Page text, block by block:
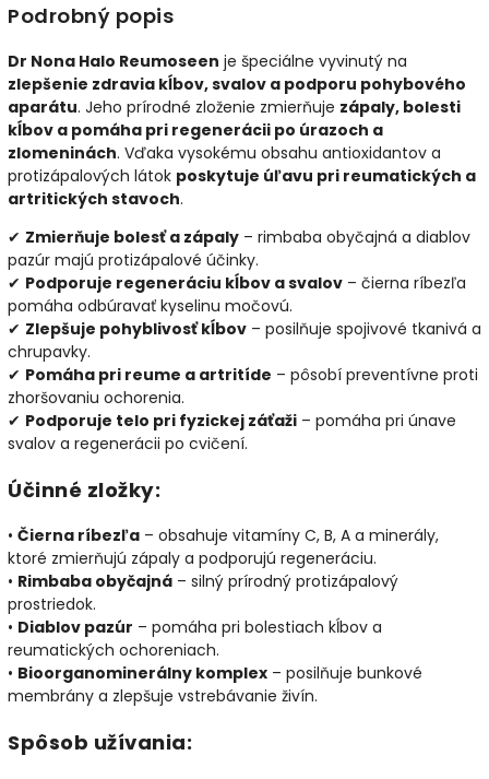
Podrobný popis
Dr Nona Halo Reumoseen je špeciálne vyvinutý na
zlepšenie zdravia kĺbov, svalov a podporu pohybového
aparátu. Jeho prírodné zloženie zmierňuje zápaly, bolesti
kĺbov a pomáha pri regenerácii po úrazoch a
zlomeninách. Vďaka vysokému obsahu antioxidantov a
protizápalových látok poskytuje úľavu pri reumatických a
artritických stavoch.
✔ Zmierňuje bolesť a zápaly – rimbaba obyčajná a diablov
pazúr majú protizápalové účinky.
✔ Podporuje regeneráciu kĺbov a svalov – čierna ríbezľa
pomáha odbúravať kyselinu močovú.
✔ Zlepšuje pohyblivosť kĺbov – posilňuje spojivové tkanivá a
chrupavky.
✔ Pomáha pri reume a artritíde – pôsobí preventívne proti
zhoršovaniu ochorenia.
✔ Podporuje telo pri fyzickej záťaži – pomáha pri únave
svalov a regenerácii po cvičení.
Účinné zložky:
• Čierna ríbezľa – obsahuje vitamíny C, B, A a minerály,
ktoré zmierňujú zápaly a podporujú regeneráciu.
• Rimbaba obyčajná – silný prírodný protizápalový
prostriedok.
• Diablov pazúr – pomáha pri bolestiach kĺbov a
reumatických ochoreniach.
• Bioorganominerálny komplex – posilňuje bunkové
membrány a zlepšuje vstrebávanie živín.
Spôsob užívania: